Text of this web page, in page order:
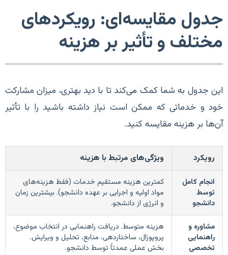
جدول مقایسه‌ای: رویکردهای
مختلف و تأثیر بر هزینه
این جدول به شما کمک می‌کند تا با دید بهتری، میزان مشارکت
خود و خدماتی که ممکن است نیاز داشته باشید را با تأثیر
آن‌ها بر هزینه مقایسه کنید.
رویکرد ویژگی‌های مرتبط با هزینه
انجام کامل
توسط
دانشجو
کمترین هزینه مستقیم خدمات (فقط هزینه‌های
مواد اولیه و اجرایی بر عهده دانشجو). بیشترین زمان
و انرژی از دانشجو.
مشاوره و
راهنمایی
تخصصی
هزینه متوسط. دریافت راهنمایی در انتخاب موضوع،
پروپوزال، ساختاردهی، منابع، تحلیل و ویرایش.
بخش عملی عمدتاً توسط دانشجو.